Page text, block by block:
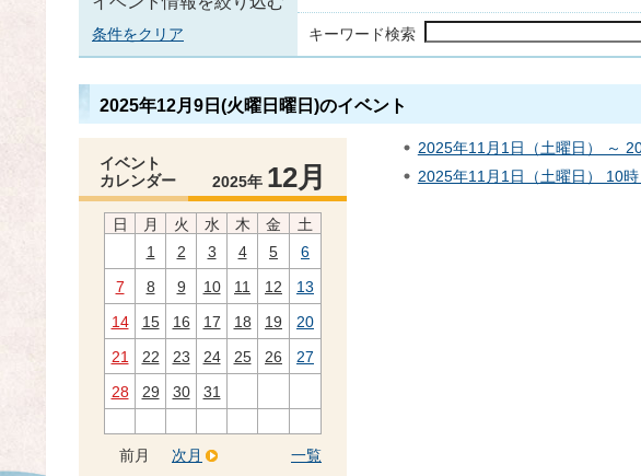
条件をクリア キーワード検索
2025年12月9日(火曜日曜日)のイベント
イベント
カレンダー
2025年 12月
日 月 火 水 木 金
土
1
2 3 4 5
6
7
8 9 10 11 12
13
14
15 16 17 18 19
20
21
22 23 24 25 26
27
28
29 30 31
前月 一覧
次月
2025年11月1日（土曜日） ～
2025年11月1日（土曜日） 10